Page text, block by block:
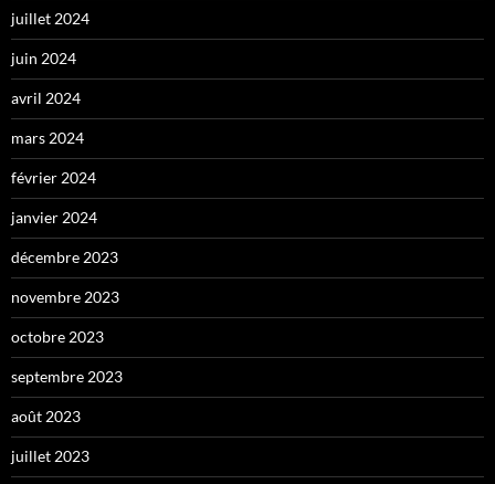
juillet 2024
juin 2024
avril 2024
mars 2024
février 2024
janvier 2024
décembre 2023
novembre 2023
octobre 2023
septembre 2023
août 2023
juillet 2023